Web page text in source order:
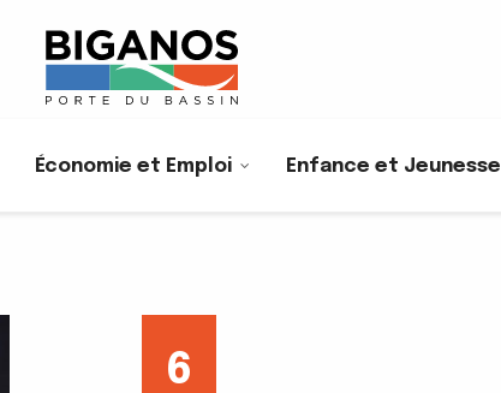
Économie et Emploi Enfance et Jeunesse
6